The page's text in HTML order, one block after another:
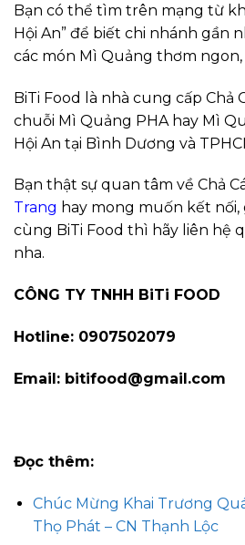
Bạn có thể tìm trên mạng từ
Hội An” để biết chi nhánh gần
các món Mì Quảng thơm ngon,
BiTi Food là nhà cung cấp Chả
chuỗi Mì Quảng PHA hay Mì
Hội An tại Bình Dương và
Bạn thật sự quan tâm về Chả
Trang hay mong muốn kết nối,
cùng BiTi Food thì hãy liên hệ
nha.
CÔNG TY TNHH BiTi FOOD
Hotline: 0907502079
Email: bitifood@gmail.com
Đọc thêm:
Chúc Mừng Khai Trương
Thọ Phát – CN Thạnh Lộc